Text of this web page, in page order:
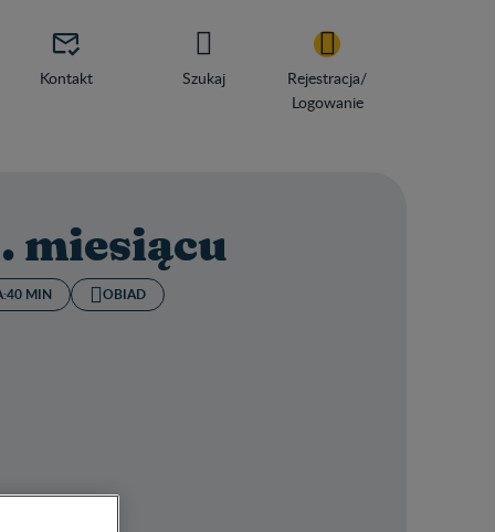

Kontakt Szukaj
Rejestracja/
Logowanie
miesiącu
40 MIN OBIAD